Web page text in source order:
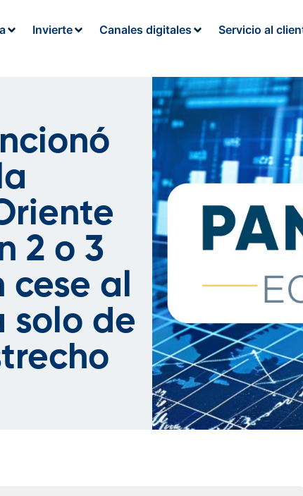
Invierte Canales digitales Servicio al
2 o 3
cese al
solo de